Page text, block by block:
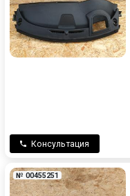
Консультация
№ 00455251